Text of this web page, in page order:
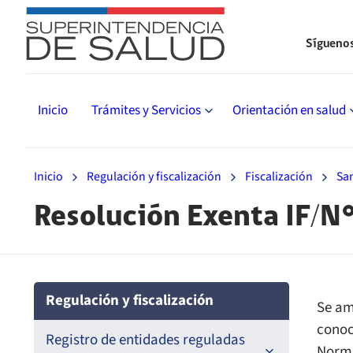
Inicio Trámites y Servicios Orientación en salud
Inicio Regulación y fiscalización Fiscalización
Resolución Exenta IF/
Regulación y fiscalización
Registro de entidades reguladas
Se